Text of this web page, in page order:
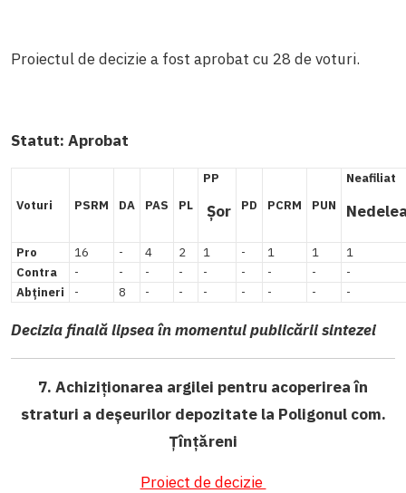
Proiectul de decizie a fost aprobat cu 28 de voturi.
Statut: Aprobat
Voturi PSRM DA PAS PL
PP
Șor PD PCRM PUN
Neafiliat
Pro 16 - 4 2 1 - 1 1
1
Contra
- - - - - - - -
-
Abțineri
- 8 - - - - - - -
Decizia finală lipsea în momentul publicării sintezei
7. Achiziționarea argilei pentru acoperirea în
straturi a deșeurilor depozitate la Poligonul com.
Țînțăreni
Proiect de decizie